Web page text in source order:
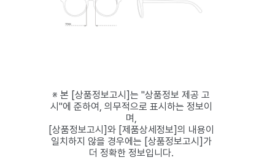
※ 본 [상품정보고시]는 "상품정보 제공 고
시"에 준하여, 의무적으로 표시하는 정보이
며,
[상품정보고시]와 [제품상세정보]의 내용이
일치하지 않을 경우에는 [상품정보고시]가
더 정확한 정보입니다.